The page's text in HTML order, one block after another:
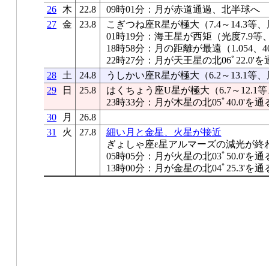
26
木 22.8
09時01分：月が赤道通過、北半球へ
27 金 23.8
こぎつね座R星が極大（7.4～14.3等
01時19分：海王星が西矩（光度7.9等
18時58分：月の距離が最遠（1.054、
22時27分：月が天王星の北06ﾟ22.0'を
28
土 24.8
うしかい座R星が極大（6.2～13.1等
29
日 25.8
はくちょう座U星が極大（6.7～12.1
23時33分：月が木星の北05ﾟ40.0'を通
30
月
26.8
31
火 27.8
細い月と金星、火星が接近
ぎょしゃ座ε星アルマーズの減光が終
05時05分：月が火星の北03ﾟ50.0'を通
13時00分：月が金星の北04ﾟ25.3'を通